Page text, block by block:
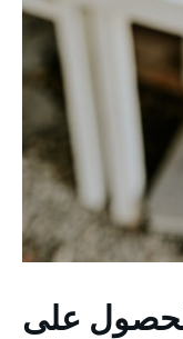
على